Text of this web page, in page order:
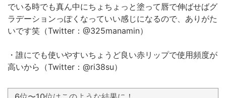
でいる時でも真ん中にちょちょっと塗って唇で伸ばせばグ
ラデーションっぽくなっていい感じになるので、ありがた
いです笑（Twitter：@325manamin）
・誰にでも使いやすいちょうど良い赤リップで使用頻度が
高いから（Twitter：@ri38su）